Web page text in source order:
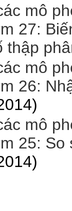
mô
27:
thập
mô
26:
mô
25: So